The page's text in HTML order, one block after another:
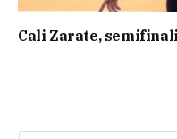
Cali Zarate,